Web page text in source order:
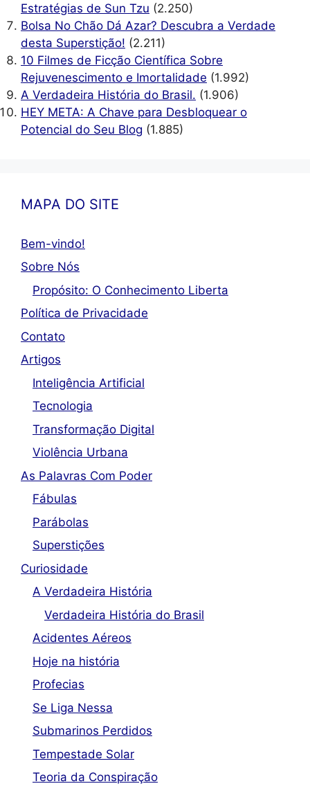
Estratégias de Sun Tzu (2.250)
Bolsa No Chão Dá Azar? Descubra a Verdade
desta Superstição! (2.211)
10 Filmes de Ficção Científica Sobre
Rejuvenescimento e Imortalidade (1.992)
A Verdadeira História do Brasil. (1.906)
HEY META: A Chave para Desbloquear o
Potencial do Seu Blog (1.885)
MAPA DO SITE
Bem-vindo!
Sobre Nós
Propósito: O Conhecimento Liberta
Política de Privacidade
Contato
Artigos
Inteligência Artificial
Tecnologia
Transformação Digital
Violência Urbana
As Palavras Com Poder
Fábulas
Parábolas
Superstições
Curiosidade
A Verdadeira História
Verdadeira História do Brasil
Acidentes Aéreos
Hoje na história
Profecias
Se Liga Nessa
Submarinos Perdidos
Tempestade Solar
Teoria da Conspiração